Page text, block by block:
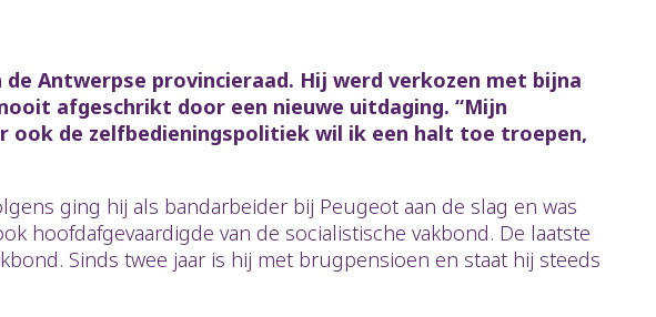
Antwerpse provincieraad. Hij werd verkozen met bijna
afgeschrikt door een nieuwe uitdaging. “Mijn
de zelfbedieningspolitiek wil ik een halt toe troepen,
ging hij als bandarbeider bij Peugeot aan de slag en was
hoofdafgevaardigde van de socialistische vakbond. De laatste
Sinds twee jaar is hij met brugpensioen en staat hij steeds